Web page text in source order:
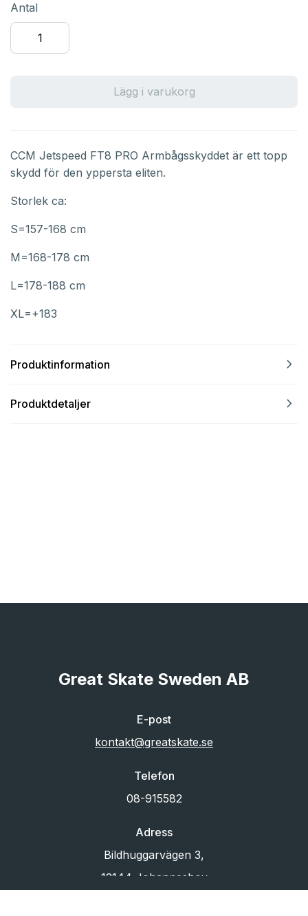
Antal
Lägg i varukorg
CCM Jetspeed FT8 PRO Armbågsskyddet är ett topp
skydd för den yppersta eliten.
Storlek ca:
S=157-168 cm
M=168-178 cm
L=178-188 cm
XL=+183
Produktinformation navigate_next
Produktdetaljer navigate_next
Great Skate Sweden AB
E-post
kontakt@greatskate.se
Telefon
08-915582
Adress
Bildhuggarvägen 3,
12144 Johanneshov